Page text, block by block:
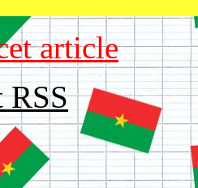
article
RSS